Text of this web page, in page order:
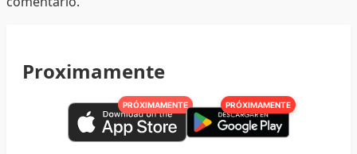
Proximamente
PRÓXIMAMENTE PRÓXIMAMENTE